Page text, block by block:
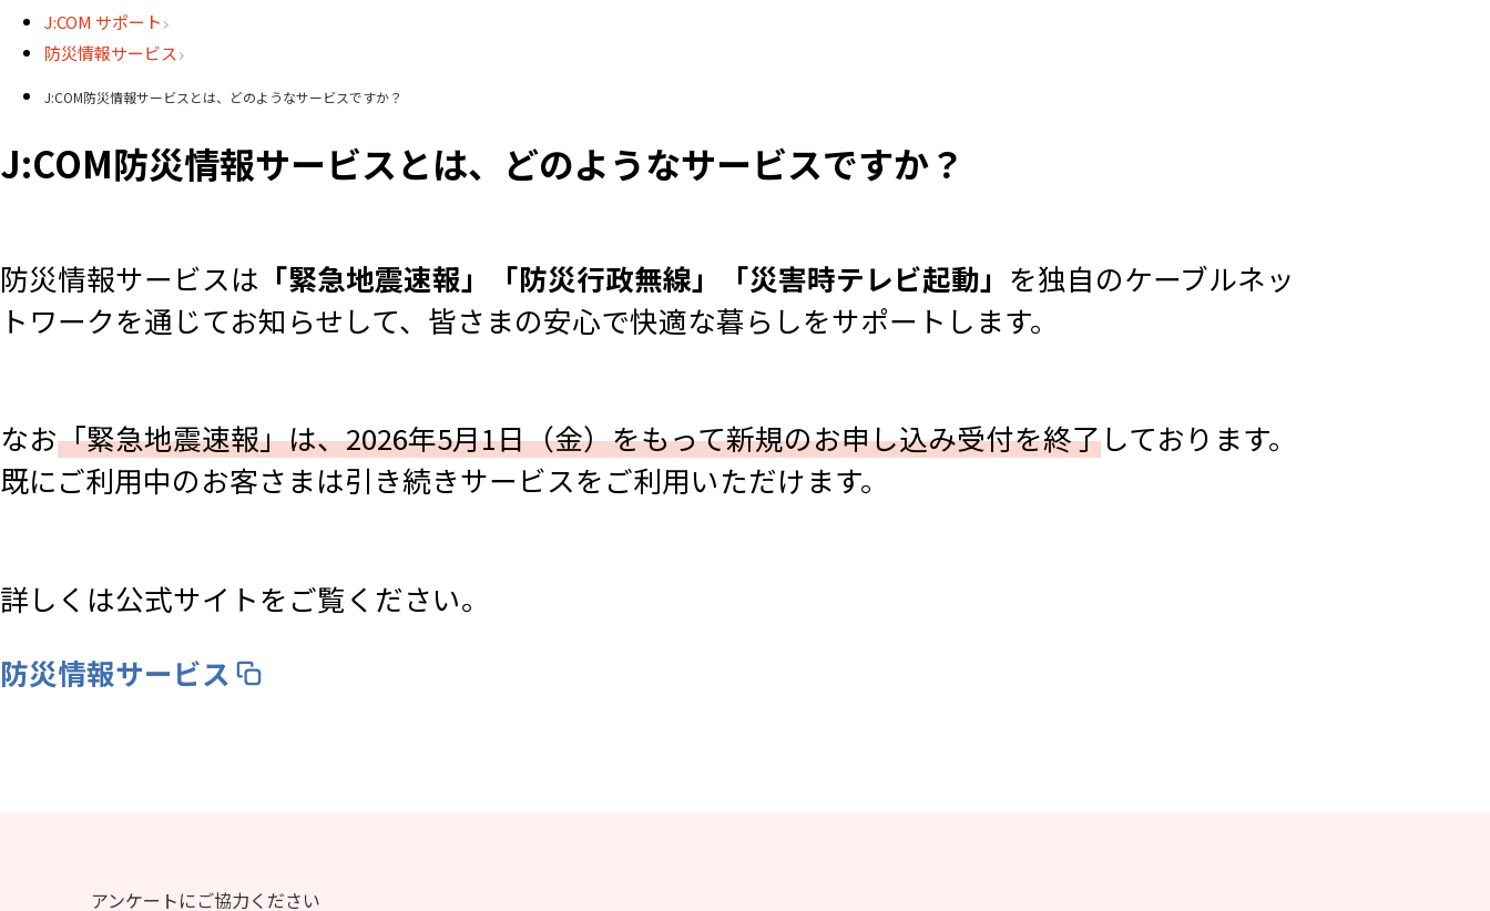
J:COM サポート
防災情報サービス
J:COM防災情報サービスとは、どのようなサービスですか？
J:COM防災情報サービスとは、どのようなサービスですか？
防災情報サービスは 「緊急地震速報」「防災行政無線」「災害時テレビ起動」 を独自のケーブルネッ
トワークを通じてお知らせして、皆さまの安心で快適な暮らしをサポートします。
なお「緊急地震速報」は、2026年5月1日（金）をもって新規のお申し込み受付を終了しております。
既にご利用中のお客さまは引き続きサービスをご利用いただけます。
詳しくは公式サイトをご覧ください。
防災情報サービス
アンケートにご協力ください